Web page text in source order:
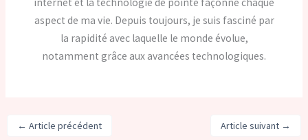
aspect de ma vie. Depuis toujours, je suis fasciné par
la rapidité avec laquelle le monde évolue,
notamment grâce aux avancées technologiques.
← Article précédent Article suivant →